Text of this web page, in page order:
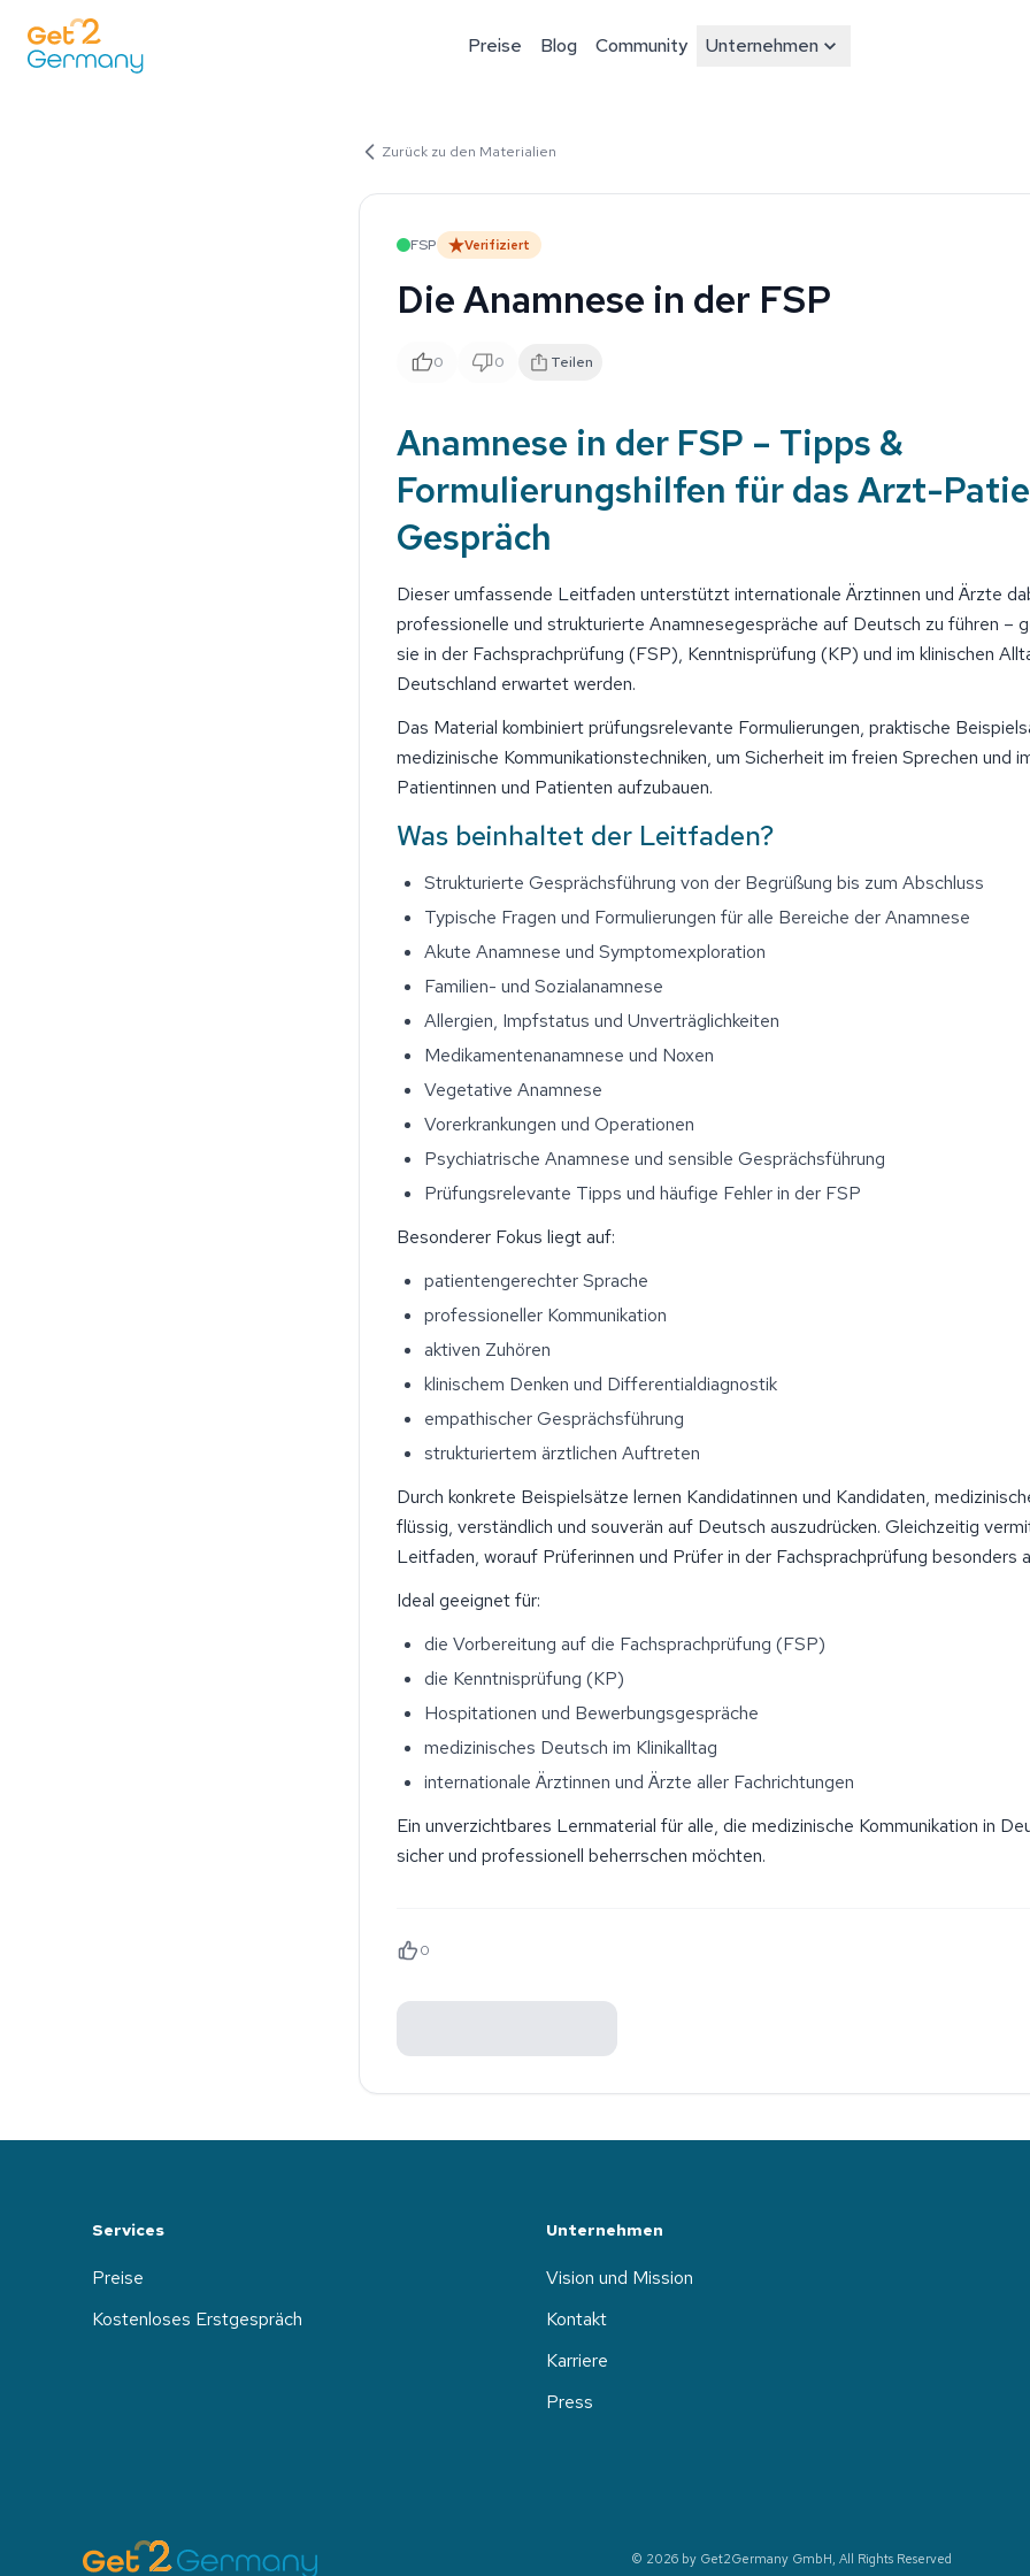
Preise Blog Community Unternehmen
Zurück zu den Materialien
FSP Verifiziert
Die Anamnese in der FSP
0 0 Teilen
Anamnese in der FSP – Tipps &
Formulierungshilfen für das Arzt-
Gespräch
Dieser umfassende Leitfaden unterstützt internationale Ärztinnen und Ärzte
professionelle und strukturierte Anamnesegespräche auf Deutsch zu führen –
sie in der Fachsprachprüfung (FSP), Kenntnisprüfung (KP) und im klinischen
Deutschland erwartet werden.
Das Material kombiniert prüfungsrelevante Formulierungen, praktische
medizinische Kommunikationstechniken, um Sicherheit im freien Sprechen und
Patientinnen und Patienten aufzubauen.
Was beinhaltet der Leitfaden?
Strukturierte Gesprächsführung von der Begrüßung bis zum Abschluss
Typische Fragen und Formulierungen für alle Bereiche der Anamnese
Akute Anamnese und Symptomexploration
Familien- und Sozialanamnese
Allergien, Impfstatus und Unverträglichkeiten
Medikamentenanamnese und Noxen
Vegetative Anamnese
Vorerkrankungen und Operationen
Psychiatrische Anamnese und sensible Gesprächsführung
Prüfungsrelevante Tipps und häufige Fehler in der FSP
Besonderer Fokus liegt auf:
patientengerechter Sprache
professioneller Kommunikation
aktiven Zuhören
klinischem Denken und Differentialdiagnostik
empathischer Gesprächsführung
strukturiertem ärztlichen Auftreten
Durch konkrete Beispielsätze lernen Kandidatinnen und Kandidaten,
flüssig, verständlich und souverän auf Deutsch auszudrücken. Gleichzeitig
Leitfaden, worauf Prüferinnen und Prüfer in der Fachsprachprüfung besonders
Ideal geeignet für:
die Vorbereitung auf die Fachsprachprüfung (FSP)
die Kenntnisprüfung (KP)
Hospitationen und Bewerbungsgespräche
medizinisches Deutsch im Klinikalltag
internationale Ärztinnen und Ärzte aller Fachrichtungen
Ein unverzichtbares Lernmaterial für alle, die medizinische Kommunikation in
sicher und professionell beherrschen möchten.
0
Services
Preise
Kostenloses Erstgespräch
Unternehmen
Vision und Mission
Kontakt
Karriere
Press
© 2026 by Get2Germany GmbH, All Rights Reserved